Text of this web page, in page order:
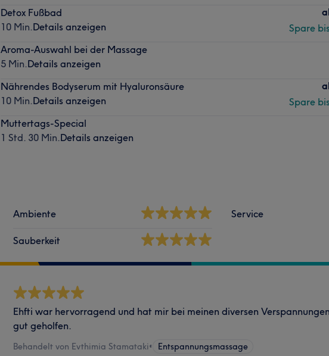
Detox Fußbad
10 Min.Details anzeigen
Spare
Aroma-Auswahl bei der Massage
5 Min.Details anzeigen
Nährendes Bodyserum mit Hyaluronsäure
10 Min.Details anzeigen
Spare
Muttertags-Special
1 Std. 30 Min.Details anzeigen
Ambiente
Sauberkeit
Service
Ehfti war hervorragend und hat mir bei meinen diversen
gut geholfen.
Behandelt von Evthimia Stamataki• Entspannungsmassage